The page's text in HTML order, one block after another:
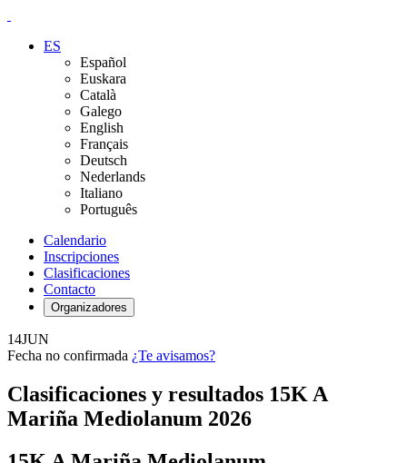
ES
Español
Euskara
Català
Galego
English
Français
Deutsch
Nederlands
Italiano
Português
Calendario
Inscripciones
Clasificaciones
Contacto
Organizadores
14JUN
Fecha no confirmada ¿Te avisamos?
Clasificaciones y resultados 15K A
Mariña Mediolanum 2026